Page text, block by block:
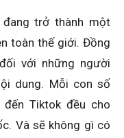
trở thành một
toàn thế giới. Đồng
với những người
dung. Mỗi con số
Tiktok đều cho
Và sẽ không gì có